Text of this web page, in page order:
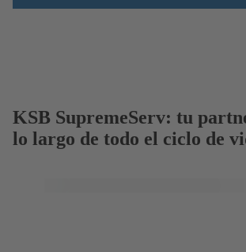
KSB SupremeServ: tu
lo largo de todo el ciclo de